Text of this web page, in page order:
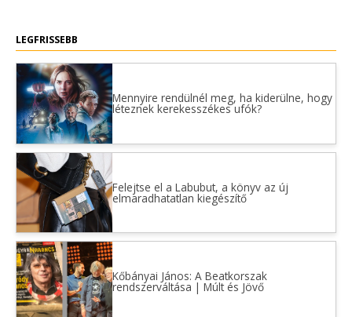
LEGFRISSEBB
Mennyire rendülnél meg, ha kiderülne, hogy
léteznek kerekesszékes ufók?
Felejtse el a Labubut, a könyv az új
elmaradhatatlan kiegészítő
Kőbányai János: A Beatkorszak
rendszerváltása | Múlt és Jövő